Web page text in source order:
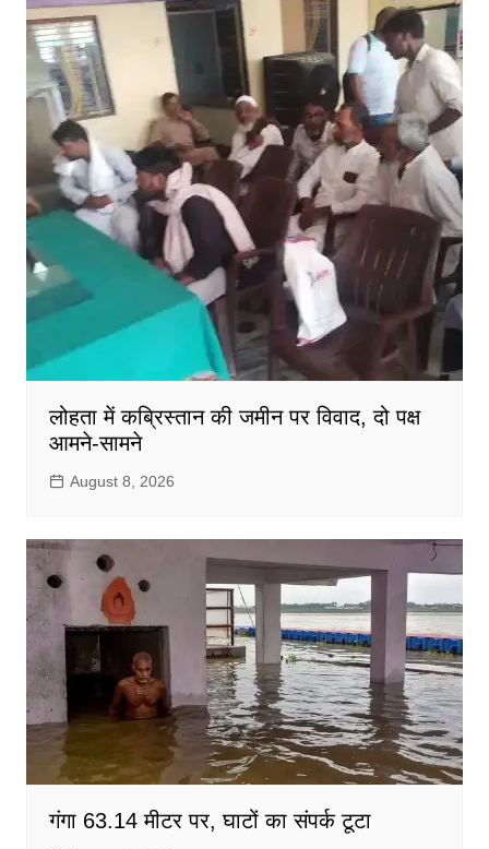
लोहता में कब्रिस्तान की जमीन पर विवाद, दो पक्ष
आमने-सामने
August 8, 2026
गंगा 63.14 मीटर पर, घाटों का संपर्क टूटा